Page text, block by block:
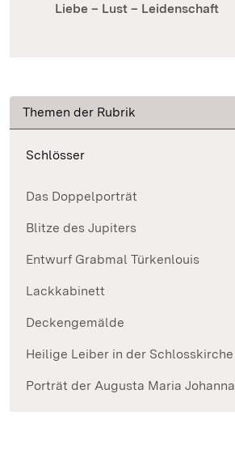
Liebe – Lust – Leidenschaft
Themen der Rubrik
Schlösser
Das Doppelporträt
Blitze des Jupiters
Entwurf Grabmal Türkenlouis
Lackkabinett
Deckengemälde
Heilige Leiber in der Schlosskirche
Porträt der Augusta Maria Johanna